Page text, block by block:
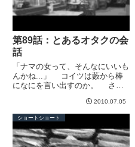
第89話：とあるオタクの会
話
「ナマの女って、そんなにいいも
んかね...」 コイツは藪から棒
になにを言い出すのか。 さい
なく、ぼくら会話に注意を払うも
のはいなかった。そんな時間にな
にをしているかと言えば、大学を
自主休講して、イベントの前...
2010.07.05
ショートショート